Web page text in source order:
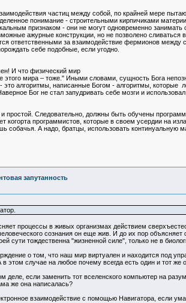
частиц между собой, по крайней мере
понимание - строительными кирпичиками
признаком - они не могут одновременно
ажурные конструкции, но не позволено
ответственными за взаимодействие фермионов
себе подобные, если угодно.
И что физический мир
этого мира – тоже." Иными словами, сущность Бога
алгоритмы, написанные Богом - алгоритмы, которые
Бог не стал запудривать себе мозги и
простой. Следовательно, должны быть обучены
когорта программистов, которые в своем усердии на
собачья. А надо, братцы, использовать
запутанность
процессы в живых организмах действием
сознания он еще жив. И до их пор
сути тождественна "жизненной силе", только не в
о том, что наш мир виртуален и находится под
этом случае на любое почему всегда есть один и тот
если заменить тот вселенского компьютер на
же она написалась?
взаимодействие с помощью Навигатора, если